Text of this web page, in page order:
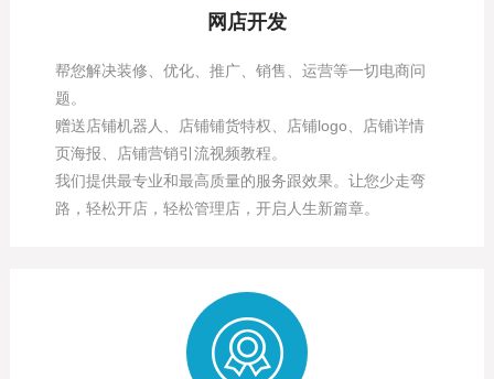
网店开发
帮您解决装修、优化、推广、销售、运营等一切电商问
题。
赠送店铺机器人、店铺铺货特权、店铺logo、店铺详情
页海报、店铺营销引流视频教程。
我们提供最专业和最高质量的服务跟效果。让您少走弯
路，轻松开店，轻松管理店，开启人生新篇章。